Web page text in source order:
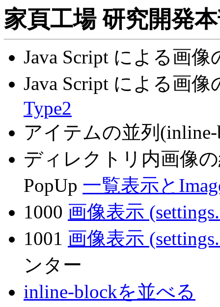
家頁工場 研究開発
Java Script による画像
Java Script による画像
Type2
アイテムの並列
ディレクトリ内画像
PopUp 一覧表示と
1000 画像表示
1001 画像表示
ンター
inline-blockを並べる